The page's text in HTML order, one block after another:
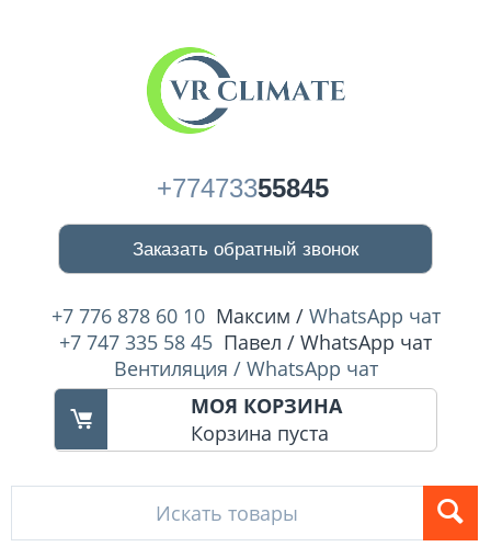
+77473355845
Заказать обратный звонок
+7 776 878 60 10 Максим / WhatsApp чат
+7 747 335 58 45 Павел / WhatsApp чат
Вентиляция / WhatsApp чат
МОЯ КОРЗИНА
Корзина пуста